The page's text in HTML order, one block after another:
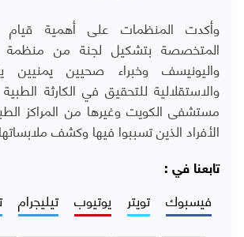
وأكدت المنظمات على أهمية قيام
المتخصصة بتشكيل لجنة من منظمة
واليونيسف وخبراء صحيين يمنيين
والاستقلالية للتحقيق في الكارثة
مستشفى الكويت وغيرها من المراكز
الأفراد الذين تسببوا فيها وكشف
تابعنا في :
فيسبوك تويتر يوتيوب تيليجرام